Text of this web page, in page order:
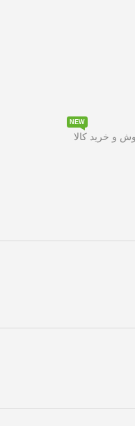
و خرید کالا
NEW